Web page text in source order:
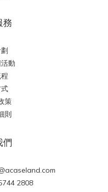
務
動
策
則
們
2808